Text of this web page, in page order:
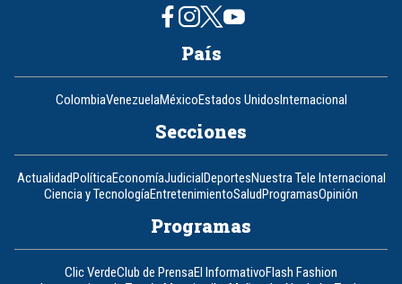
País
ColombiaVenezuelaMéxicoEstados UnidosInternacional
Secciones
ActualidadPolíticaEconomíaJudicialDeportesNuestra Tele Internacional
Ciencia y TecnologíaEntretenimientoSaludProgramasOpinión
Programas
Clic VerdeClub de PrensaEl InformativoFlash Fashion